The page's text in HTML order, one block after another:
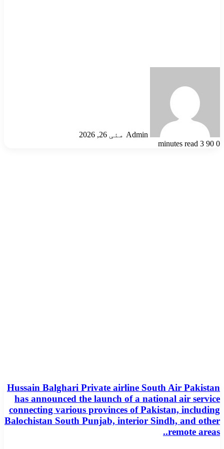
Admin مئی 26, 2026
0
3 minutes read
Hussain
Balghari
Private
airline
South
Air
Hussain Balghari Private airline South Air Pakistan
has announced the launch of a national air service
connecting various provinces of Pakistan, including
Balochistan South Punjab, interior Sindh, and other
remote areas..